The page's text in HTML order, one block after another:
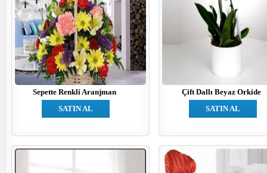
Sepette Renkli Aranjman
SATIN AL
Çift Dallı Beyaz Orkide
SATIN AL